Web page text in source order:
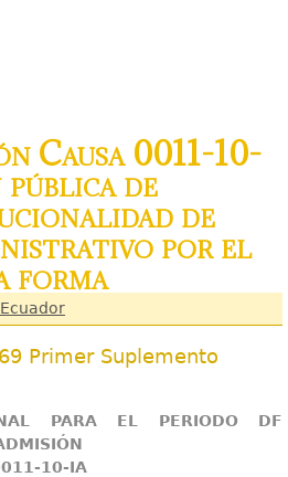
Causa 0011-10-
de
de
por el
forma
Primer Suplemento
PARA EL PERIODO DF
10-IA